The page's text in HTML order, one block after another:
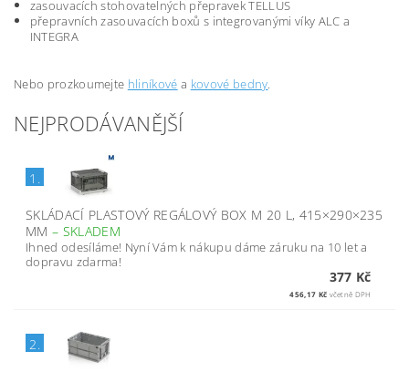
zasouvacích stohovatelných přepravek TELLUS
přepravních zasouvacích boxů s integrovanými víky ALC a
INTEGRA
Nebo prozkoumejte hliníkové a kovové bedny.
NEJPRODÁVANĚJŠÍ
1.
SKLÁDACÍ PLASTOVÝ REGÁLOVÝ BOX M 20 L, 415×290×235
MM– SKLADEM
Ihned odesíláme! Nyní Vám k nákupu dáme záruku na 10 let a
dopravu zdarma!
377 Kč
456,17 Kč včetně DPH
2.